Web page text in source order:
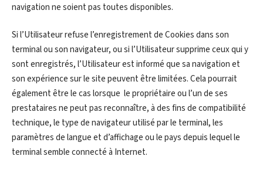
navigation ne soient pas toutes disponibles.
Si l’Utilisateur refuse l’enregistrement de Cookies dans son
terminal ou son navigateur, ou si l’Utilisateur supprime ceux qui y
sont enregistrés, l’Utilisateur est informé que sa navigation et
son expérience sur le site peuvent être limitées. Cela pourrait
également être le cas lorsque le propriétaire ou l’un de ses
prestataires ne peut pas reconnaître, à des fins de compatibilité
technique, le type de navigateur utilisé par le terminal, les
paramètres de langue et d’affichage ou le pays depuis lequel le
terminal semble connecté à Internet.